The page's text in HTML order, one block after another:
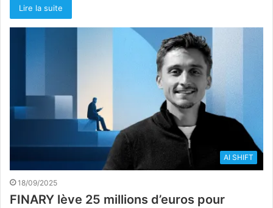
Lire la suite
AI SHIFT
18/09/2025
FINARY lève 25 millions d’euros pour